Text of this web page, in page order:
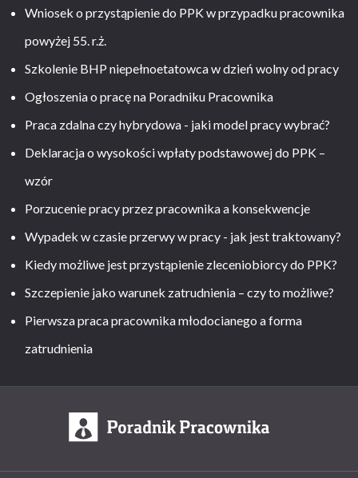
Wniosek o przystąpienie do PPK w przypadku pracownika
powyżej 55. r.ż.
Szkolenie BHP niepełnoetatowca w dzień wolny od pracy
Ogłoszenia o pracę na Poradniku Pracownika
Praca zdalna czy hybrydowa - jaki model pracy wybrać?
Deklaracja o wysokości wpłaty podstawowej do PPK –
wzór
Porzucenie pracy przez pracownika a konsekwencje
Wypadek w czasie przerwy w pracy - jak jest traktowany?
Kiedy możliwe jest przystąpienie zleceniobiorcy do PPK?
Szczepienie jako warunek zatrudnienia – czy to możliwe?
Pierwsza praca pracownika młodocianego a forma
zatrudnienia